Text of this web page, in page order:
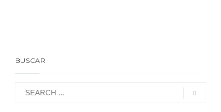
BUSCAR